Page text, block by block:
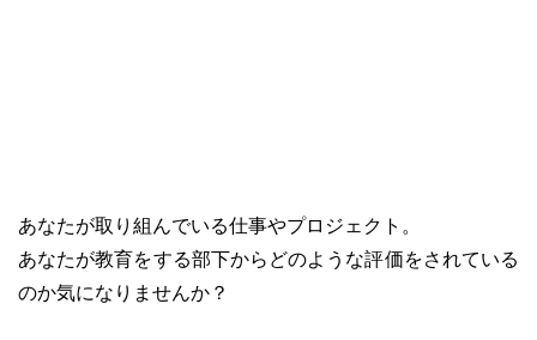
あなたが取り組んでいる仕事やプロジェクト。
あなたが教育をする部下からどのような評価をされている
のか気になりませんか？